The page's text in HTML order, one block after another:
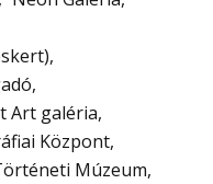
Art galéria
Központ
Múzeum